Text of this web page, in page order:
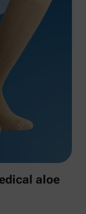
aloe